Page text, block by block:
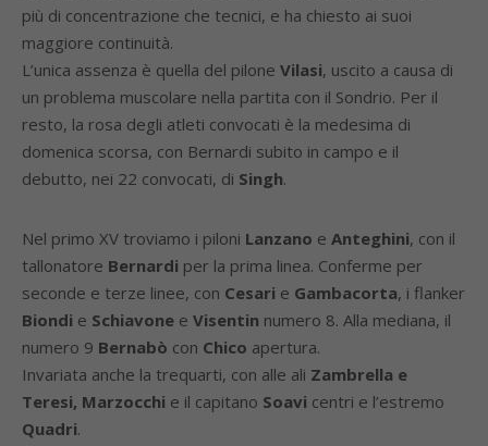
più di concentrazione che tecnici, e ha chiesto ai suoi
maggiore continuità.
L’unica assenza è quella del pilone Vilasi, uscito a causa di
un problema muscolare nella partita con il Sondrio. Per il
resto, la rosa degli atleti convocati è la medesima di
domenica scorsa, con Bernardi subito in campo e il
debutto, nei 22 convocati, di Singh.
Nel primo XV troviamo i piloni Lanzano e Anteghini, con il
tallonatore Bernardi per la prima linea. Conferme per
seconde e terze linee, con Cesari e Gambacorta, i flanker
Biondi e Schiavone e Visentin numero 8. Alla mediana, il
numero 9 Bernabò con Chico apertura.
Invariata anche la trequarti, con alle ali Zambrella e
Teresi, Marzocchi e il capitano Soavi centri e l’estremo
Quadri.